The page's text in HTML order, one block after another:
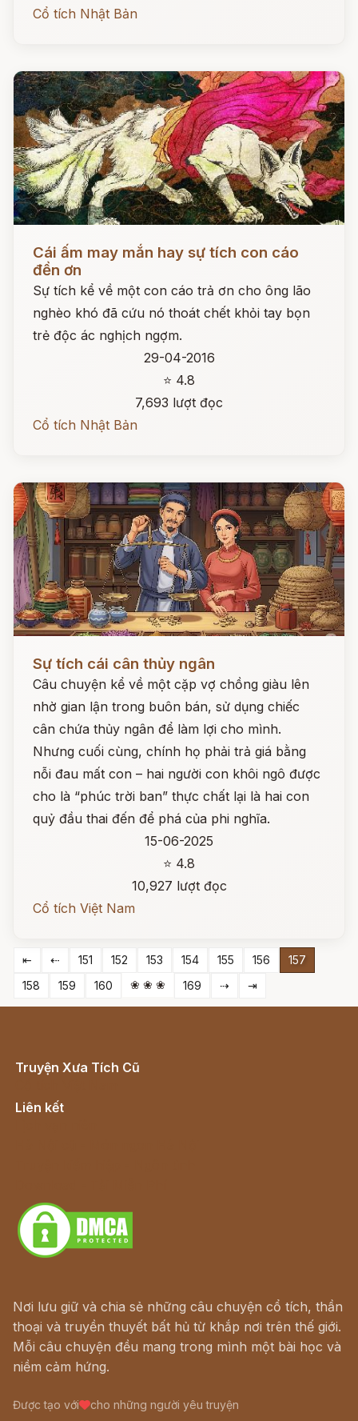
Cổ tích Nhật Bản
Đọc ngay
Cái ấm may mắn hay sự tích con cáo
đền ơn
Sự tích kể về một con cáo trả ơn cho ông lão
nghèo khó đã cứu nó thoát chết khỏi tay bọn
trẻ độc ác nghịch ngợm.
29-04-2016
⭐ 4.8
7,693 lượt đọc
Cổ tích Nhật Bản
Sự tích cái cân thủy ngân
Câu chuyện kể về một cặp vợ chồng giàu lên
nhờ gian lận trong buôn bán, sử dụng chiếc
cân chứa thủy ngân để làm lợi cho mình.
Nhưng cuối cùng, chính họ phải trả giá bằng
nỗi đau mất con – hai người con khôi ngô được
cho là “phúc trời ban” thực chất lại là hai con
quỷ đầu thai đến để phá của phi nghĩa.
15-06-2025
⭐ 4.8
10,927 lượt đọc
Cổ tích Việt Nam
⇤ ⇠ 151 152 153 154 155 156
157
158
159 160 ❀ ❀ ❀ 169 ⇢ ⇥
Truyện Xưa Tích Cũ
Liên kết
Nơi lưu giữ và chia sẻ những câu chuyện cổ tích, thần
thoại và truyền thuyết bất hủ từ khắp nơi trên thế giới.
Mỗi câu chuyện đều mang trong mình một bài học và
niềm cảm hứng.
Được tạo với cho những người yêu truyện